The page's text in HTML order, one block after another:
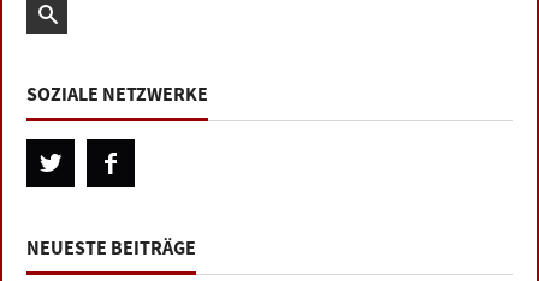
SOZIALE NETZWERKE
NEUESTE BEITRÄGE